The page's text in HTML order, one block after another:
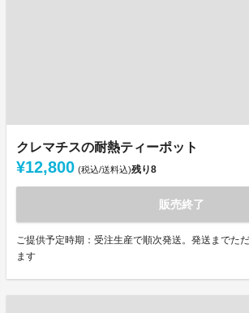
クレマチスの耐熱ティーポット
¥12,800 (税込/送料込)残り8
販売終了
ご提供予定時期：受注生産で順次発送。発送までた
ます